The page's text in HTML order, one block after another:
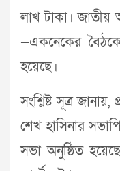
লাখ টাকা। জাতীয়
—একনেকের
হয়েছে।
সংশ্লিষ্ট সূত্র
শেখ হাসিনার
সভা অনুষ্ঠিত